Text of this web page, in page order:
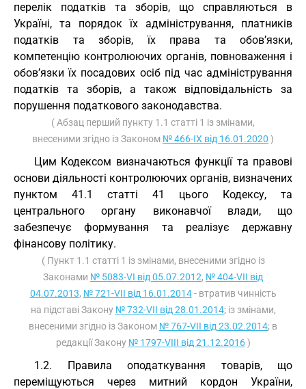
перелік податків та зборів, що справляються в
Україні, та порядок їх адміністрування, платників
податків та зборів, їх права та обов’язки,
компетенцію контролюючих органів, повноваження і
обов’язки їх посадових осіб під час адміністрування
податків та зборів, а також відповідальність за
порушення податкового законодавства.
( Абзац перший пункту 1.1 статті 1 із змінами,
внесеними згідно із Законом № 466-IX від 16.01.2020 )
Цим Кодексом визначаються функції та правові
основи діяльності контролюючих органів, визначених
пунктом 41.1 статті 41 цього Кодексу, та
центрального органу виконавчої влади, що
забезпечує формування та реалізує державну
фінансову політику.
( Пункт 1.1 статті 1 із змінами, внесеними згідно із
Законами № 5083-VI від 05.07.2012, № 404-VII від
04.07.2013, № 721-VII від 16.01.2014- втратив чинність
на підставі Закону № 732-VII від 28.01.2014; із змінами,
внесеними згідно із Законом № 767-VII від 23.02.2014; в
редакції Закону № 1797-VIII від 21.12.2016)
1.2. Правила оподаткування товарів, що
переміщуються через митний кордон України,